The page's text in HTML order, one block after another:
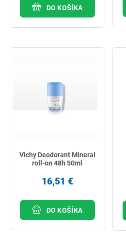
DO KOŠÍKA
Vichy Deodorant Mineral
roll-on 48h 50ml
16,51 €
DO KOŠÍKA